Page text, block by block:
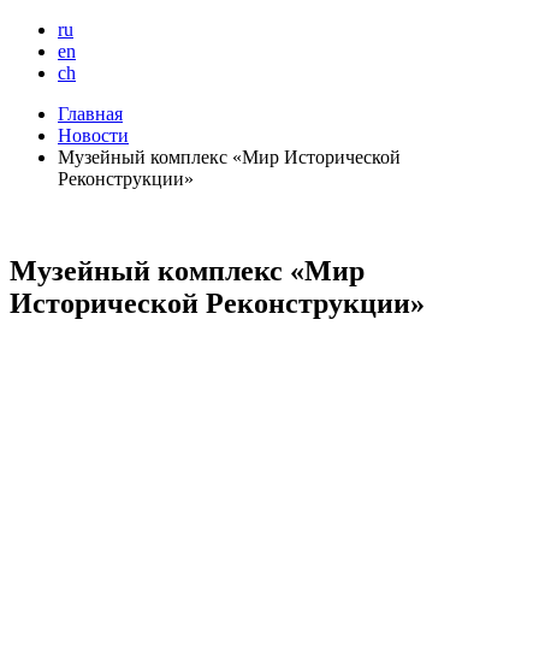
ru
en
ch
Главная
Новости
Музейный комплекс «Мир Исторической
Реконструкции»
Музейный комплекс «Мир
Исторической Реконструкции»